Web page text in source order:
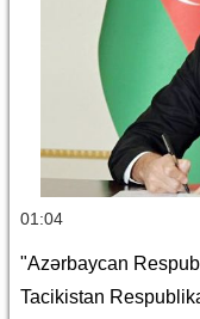
01:04
"Azərbaycan
Tacikistan